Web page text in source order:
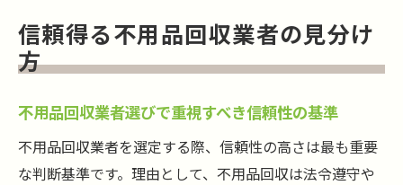
信頼得る不用品回収業者の見分け
方
不用品回収業者選びで重視すべき信頼性の基準
不用品回収業者を選定する際、信頼性の高さは最も重要
な判断基準です。理由として、不用品回収は法令遵守や